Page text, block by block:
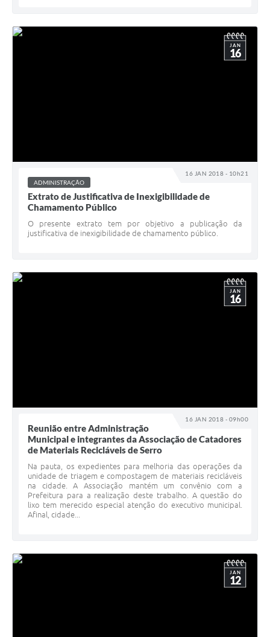
16 JAN 2018 - 10h21
JAN
16
ADMINISTRAÇÃO
Extrato de Justificativa de Inexigibilidade de
Chamamento Público
O presente extrato tem por objetivo a publicação da
justificativa de inexigibilidade de chamamento público.
16 JAN 2018 - 09h00
JAN
16
Reunião entre Administração
Municipal e integrantes da Associação de Catadores
de Materiais Recicláveis de Serro
Na pauta, os expedientes para melhoria das operações da
unidade de triagem e compostagem de materiais recicláveis
na cidade. A Associação mantém um convênio com a
Prefeitura para a realização deste trabalho. A questão do
lixo tem merecido especial atenção do executivo municipal.
Afinal, cidade...
JAN
12